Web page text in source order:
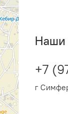
Наши
+7
г